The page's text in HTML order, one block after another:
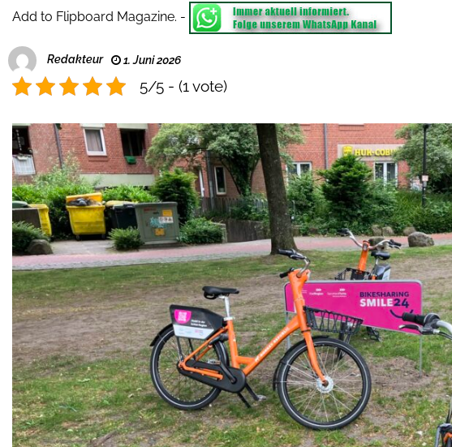
Add to Flipboard Magazine. -
Redakteur 1. Juni 2026
5/5 - (1 vote)